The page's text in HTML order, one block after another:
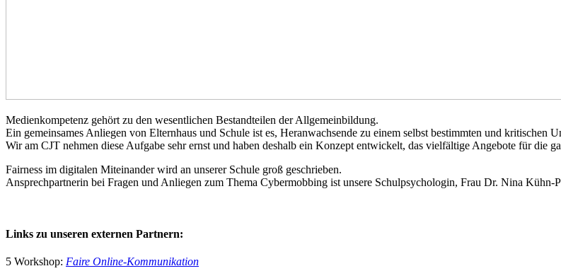
Medienkompetenz gehört zu den wesentlichen Bestandteilen der Allgemeinbildung.
Ein gemeinsames Anliegen von Elternhaus und Schule ist es, Heranwachsende zu einem selbst bestimmten und kritischen
Wir am CJT nehmen diese Aufgabe sehr ernst und haben deshalb ein Konzept entwickelt, das vielfältige Angebote für die
Fairness im digitalen Miteinander wird an unserer Schule groß geschrieben.
Ansprechpartnerin bei Fragen und Anliegen zum Thema Cybermobbing ist unsere Schulpsychologin, Frau Dr. Nina Kühn-
Links zu unseren externen Partnern:
5 Workshop: Faire Online-Kommunikation